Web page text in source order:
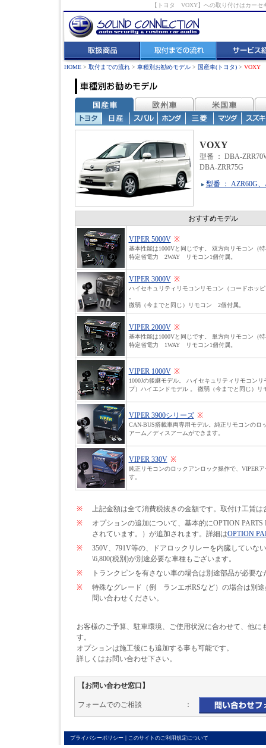
【トヨタ VOXY】への取り付けはカー
HOME > 取付までの流れ > 車種別お勧めモデル > 国産車(トヨタ) > VOXY
VOXY
型番 ： DBA-
DBA-ZRR75G
型番 ： AZR60G
おすすめモデル
VIPER 5000V ※
基本性能は1000Vと同じです。 双方向リモコン（
特定省電力 2WAY リモコン1個付属。
VIPER 3000V ※
ハイセキュリティリモコンリモコン（コードホッ
微弱（今までと同じ）リモコン 2個付属。
VIPER 2000V ※
基本性能は1000Vと同じです。 単方向リモコン（
特定省電力 1WAY リモコン1個付属。
VIPER 1000V ※
1000Jの後継モデル。 ハイセキュリティリモコン
プ）ハイエンドモデル 。 微弱（今までと同じ）
VIPER 3900シリーズ ※
CAN-BUS搭載車両専用モデル。純正リモコンのロ
アーム／ディスアームができます。
VIPER 330V ※
純正リモコンのロックアンロック操作で、VIPER
す。
※
上記金額は全て消費税抜きの金額です。取付け工賃は
※
オプションの追加について、基本的にOPTION
されています。）が追加されます。詳細はOPTION
※
350V、791V等の、ドアロックリレーを内臓してい
\6,800(税別)が別途必要な車種もございます。
※
トランクピンを有さない車の場合は別途部品が必要な
※
特殊なグレード（例 ランエボRSなど）の場合は別
問い合わせください。
お客様のご予算、駐車環境、ご使用状況に合わせて、他に
す。
オプションは施工後にも追加する事も可能です。
詳しくはお問い合わせ下さい。
【お問い合わせ窓口】
フォームでのご相談 ：
プライバシーポリシー | このサイトのご利用規定について